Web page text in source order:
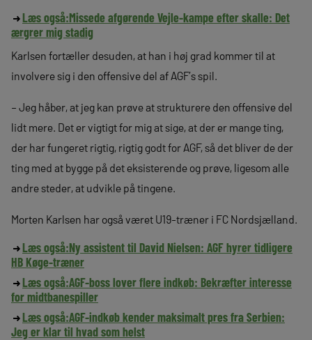
Læs også:Missede afgørende Vejle-kampe efter skalle: Det
ærgrer mig stadig
Karlsen fortæller desuden, at han i høj grad kommer til at
involvere sig i den offensive del af AGF’s spil.
– Jeg håber, at jeg kan prøve at strukturere den offensive del
lidt mere. Det er vigtigt for mig at sige, at der er mange ting,
der har fungeret rigtig, rigtig godt for AGF, så det bliver de der
ting med at bygge på det eksisterende og prøve, ligesom alle
andre steder, at udvikle på tingene.
Morten Karlsen har også været U19-træner i FC Nordsjælland.
Læs også:Ny assistent til David Nielsen: AGF hyrer tidligere
HB Køge-træner
Læs også:AGF-boss lover flere indkøb: Bekræfter interesse
for midtbanespiller
Læs også:AGF-indkøb kender maksimalt pres fra Serbien:
Jeg er klar til hvad som helst